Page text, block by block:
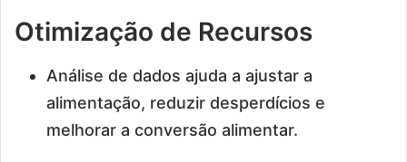
Otimização de Recursos
Análise de dados ajuda a ajustar a
alimentação, reduzir desperdícios e
melhorar a conversão alimentar.